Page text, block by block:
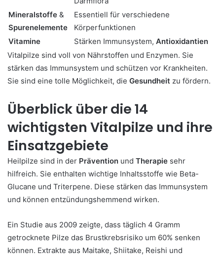
Mineralstoffe &
Spurenelemente
Essentiell für verschiedene
Körperfunktionen
Vitamine
Stärken Immunsystem, Antioxidantien
Vitalpilze sind voll von Nährstoffen und Enzymen. Sie
stärken das Immunsystem und schützen vor Krankheiten.
Sie sind eine tolle Möglichkeit, die Gesundheit zu fördern.
Überblick über die 14
wichtigsten Vitalpilze und ihre
Einsatzgebiete
Heilpilze sind in der Prävention und Therapie sehr
hilfreich. Sie enthalten wichtige Inhaltsstoffe wie Beta-
Glucane und Triterpene. Diese stärken das Immunsystem
und können entzündungshemmend wirken.
Ein Studie aus 2009 zeigte, dass täglich 4 Gramm
getrocknete Pilze das Brustkrebsrisiko um 60% senken
können. Extrakte aus Maitake, Shiitake, Reishi und